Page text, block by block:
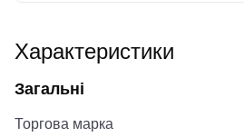
Характеристики
Загальні
Торгова марка